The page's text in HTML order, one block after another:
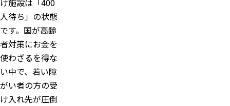
け施設は「400
人待ち」の状態
です。国が高齢
者対策にお金を
使わざるを得な
い中で、若い障
がい者の方の受
け入れ先が圧倒